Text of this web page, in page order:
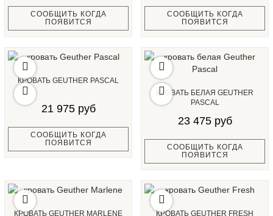
СООБЩИТЬ КОГДА
ПОЯВИТСЯ
СООБЩИТЬ КОГДА
ПОЯВИТСЯ
КРОВАТЬ GEUTHER PASCAL
21 975 руб
СООБЩИТЬ КОГДА
ПОЯВИТСЯ
КРОВАТЬ БЕЛАЯ GEUTHER
PASCAL
23 475 руб
СООБЩИТЬ КОГДА
ПОЯВИТСЯ
КРОВАТЬ GEUTHER MARLENE КРОВАТЬ GEUTHER FRESH